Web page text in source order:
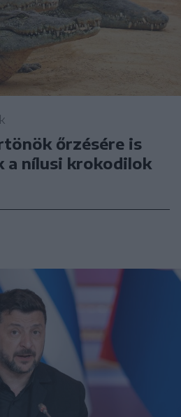
őrzésére is
a nílusi krokodilok